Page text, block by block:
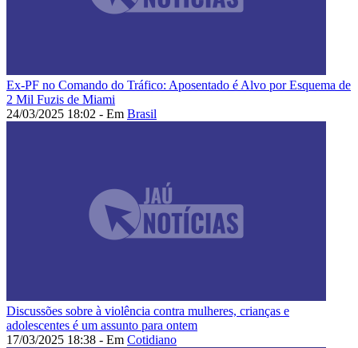
Ex-PF no Comando do Tráfico: Aposentado é Alvo por Esquema de
2 Mil Fuzis de Miami
24/03/2025 18:02 - Em Brasil
Discussões sobre à violência contra mulheres, crianças e
adolescentes é um assunto para ontem
17/03/2025 18:38 - Em Cotidiano